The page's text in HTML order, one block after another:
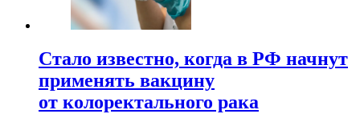
Стало известно, когда в РФ начнут
применять вакцину
от колоректального рака